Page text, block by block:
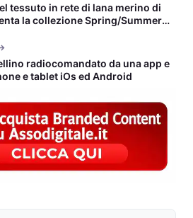
tessuto in rete di lana merino di
la collezione Spring/Summer
radiocomandato da una app e
e tablet iOs ed Android